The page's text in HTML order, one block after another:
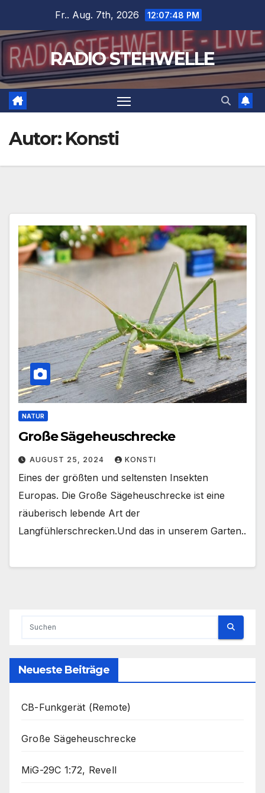
springen
Fr.. Aug. 7th, 2026 12:07:49 PM
RADIO STEHWELLE
Autor: Konsti
NATUR
Große Sägeheuschrecke
AUGUST 25, 2024 KONSTI
Eines der größten und seltensten Insekten
Europas. Die Große Sägeheuschrecke ist eine
räuberisch lebende Art der
Langfühlerschrecken.Und das in unserem Garten..
Neueste Beiträge
CB-Funkgerät (Remote)
Große Sägeheuschrecke
MiG-29C 1:72, Revell